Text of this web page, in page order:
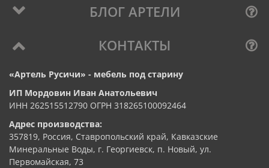
БЛОГ АРТЕЛИ
КОНТАКТЫ
«Артель Русичи» - мебель под старину
ИП Мордовин Иван Анатольевич
ИНН 262515512790 ОГРН 318265100092464
Адрес производства:
357819, Россия, Ставропольский край, Кавказские
Минеральные Воды, г. Георгиевск, п. Новый, ул.
Первомайская, 73